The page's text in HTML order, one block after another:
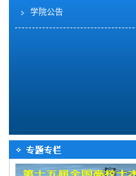
学院公告